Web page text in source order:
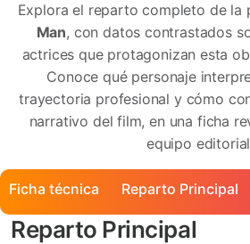
Explora el reparto completo de la
Man, con datos contrastados
actrices que protagonizan esta
Conoce qué personaje
trayectoria profesional y cómo
narrativo del film, en una ficha
equipo
Ficha técnica Reparto Principal
Reparto Principal